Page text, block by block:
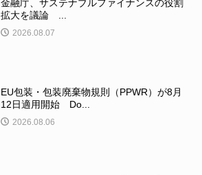
金融庁、サステナブルファイナンスの役割
拡大を議論 ...
2026.08.07
EU包装・包装廃棄物規則（PPWR）が8月
12日適用開始 Do...
2026.08.06